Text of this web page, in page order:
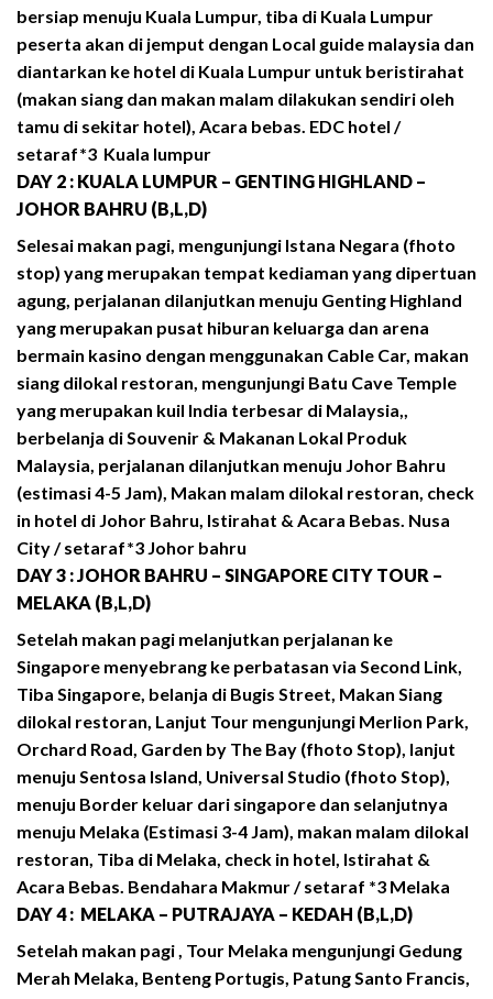
bersiap menuju Kuala Lumpur, tiba di Kuala Lumpur
peserta akan di jemput dengan Local guide malaysia dan
diantarkan ke hotel di Kuala Lumpur untuk beristirahat
(makan siang dan makan malam dilakukan sendiri oleh
tamu di sekitar hotel), Acara bebas. EDC hotel /
setaraf*3 Kuala lumpur
DAY 2 : KUALA LUMPUR – GENTING HIGHLAND –
JOHOR BAHRU (B,L,D)
Selesai makan pagi, mengunjungi Istana Negara (fhoto
stop) yang merupakan tempat kediaman yang dipertuan
agung, perjalanan dilanjutkan menuju Genting Highland
yang merupakan pusat hiburan keluarga dan arena
bermain kasino dengan menggunakan Cable Car, makan
siang dilokal restoran, mengunjungi Batu Cave Temple
yang merupakan kuil India terbesar di Malaysia,,
berbelanja di Souvenir & Makanan Lokal Produk
Malaysia, perjalanan dilanjutkan menuju Johor Bahru
(estimasi 4-5 Jam), Makan malam dilokal restoran, check
in hotel di Johor Bahru, Istirahat & Acara Bebas. Nusa
City / setaraf*3 Johor bahru
DAY 3 : JOHOR BAHRU – SINGAPORE CITY TOUR –
MELAKA (B,L,D)
Setelah makan pagi melanjutkan perjalanan ke
Singapore menyebrang ke perbatasan via Second Link,
Tiba Singapore, belanja di Bugis Street, Makan Siang
dilokal restoran, Lanjut Tour mengunjungi Merlion Park,
Orchard Road, Garden by The Bay (fhoto Stop), lanjut
menuju Sentosa Island, Universal Studio (fhoto Stop),
menuju Border keluar dari singapore dan selanjutnya
menuju Melaka (Estimasi 3-4 Jam), makan malam dilokal
restoran, Tiba di Melaka, check in hotel, Istirahat &
Acara Bebas. Bendahara Makmur / setaraf *3 Melaka
DAY 4 : MELAKA – PUTRAJAYA – KEDAH (B,L,D)
Setelah makan pagi , Tour Melaka mengunjungi Gedung
Merah Melaka, Benteng Portugis, Patung Santo Francis,